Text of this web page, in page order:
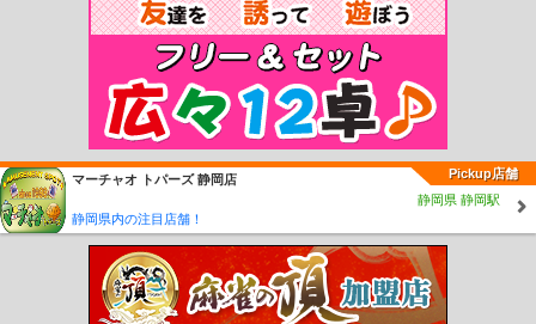
Pickup店舗
マーチャオ トパーズ 静岡店
静岡県 静岡駅
静岡県内の注目店舗！